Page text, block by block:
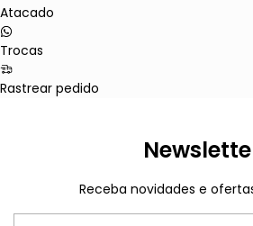
Atacado
Trocas
Rastrear pedido
Receba novidades e